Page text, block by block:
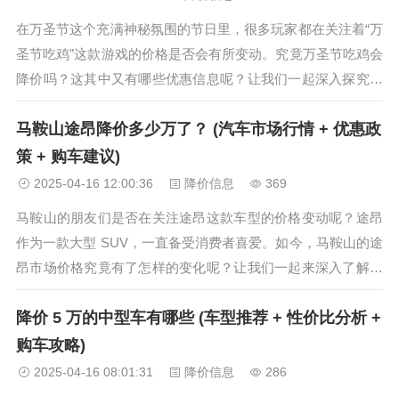
在万圣节这个充满神秘氛围的节日里，很多玩家都在关注着“万
圣节吃鸡”这款游戏的价格是否会有所变动。究竟万圣节吃鸡会
降价吗？这其中又有哪些优惠信息呢？让我们一起深入探究。
一、万圣节活动对游戏价格的影响 万圣节作为一个重要的节
日，游戏开发商通常会推出一系列的活动来吸引玩家。这些活
动可能包括限时折扣、礼...
马鞍山途昂降价多少万了？ (汽车市场行情 + 优惠政
策 + 购车建议)
2025-04-16 12:00:36 降价信息 369
马鞍山的朋友们是否在关注途昂这款车型的价格变动呢？途昂
作为一款大型 SUV，一直备受消费者喜爱。如今，马鞍山的途
昂市场价格究竟有了怎样的变化呢？让我们一起来深入了解一
下。 一、马鞍山途昂近期价格走势 近期，马鞍山的途昂市场
价格呈现出一定的波动。随着汽车市场的竞争加剧，各大经销
商纷纷推出各种优惠政策...
降价 5 万的中型车有哪些 (车型推荐 + 性价比分析 +
购车攻略)
2025-04-16 08:01:31 降价信息 286